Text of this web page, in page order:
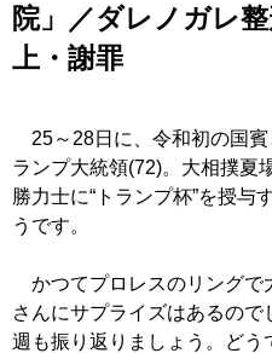
院」／ダレノガレ
上・謝罪
25～28日に、令和初の国賓
ランプ大統領(72)。大相撲夏
勝力士に“トランプ杯”を授与
うです。
かつてプロレスのリングで
さんにサプライズはあるので
週も振り返りましょう。どう